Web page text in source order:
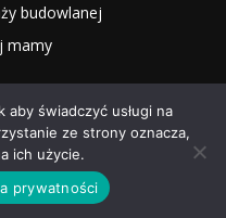
budowlanej
mamy
2025 WNĘTRZE I OGRÓD
świadczyć usługi na
ze strony oznacza,
ich użycie.
prywatności